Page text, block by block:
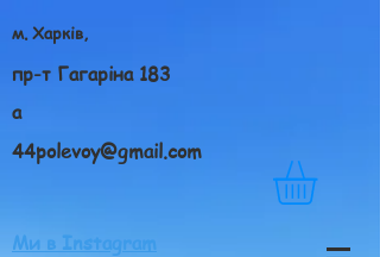
м. Харків,
пр-т Гагаріна 183
а
44polevoy@gmail.com
Ми в Instagram